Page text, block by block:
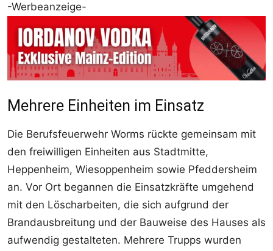
-Werbeanzeige-
Mehrere Einheiten im Einsatz
Die Berufsfeuerwehr Worms rückte gemeinsam mit
den freiwilligen Einheiten aus Stadtmitte,
Heppenheim, Wiesoppenheim sowie Pfeddersheim
an. Vor Ort begannen die Einsatzkräfte umgehend
mit den Löscharbeiten, die sich aufgrund der
Brandausbreitung und der Bauweise des Hauses als
aufwendig gestalteten. Mehrere Trupps wurden